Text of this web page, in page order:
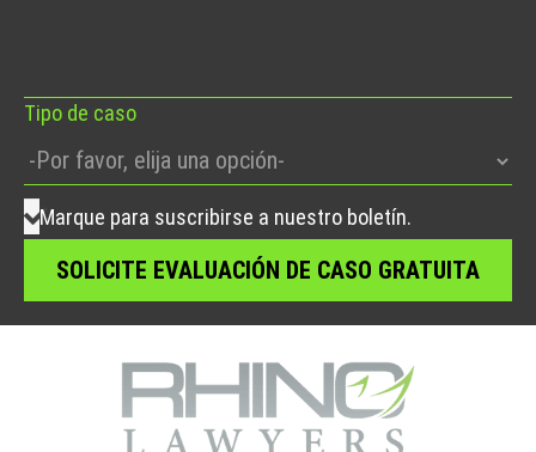
Tipo de caso
Marque para suscribirse a nuestro boletín.